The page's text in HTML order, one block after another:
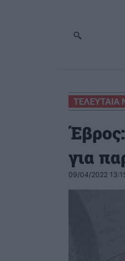
ΤΕΛΕΥΤΑΙΑ
για
09/04/2022